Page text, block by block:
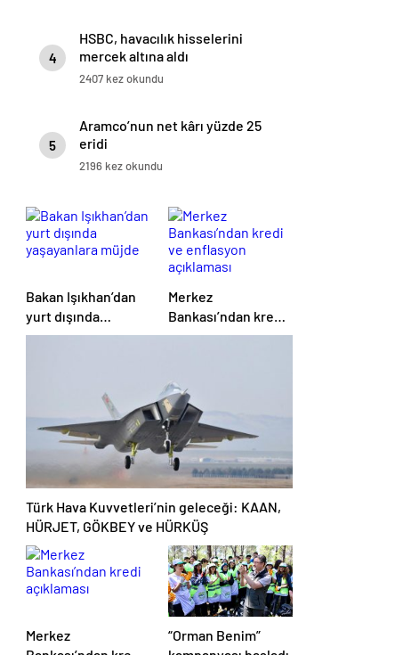
4
HSBC, havacılık hisselerini
mercek altına aldı
2407 kez okundu
5
Aramco’nun net kârı yüzde 25
eridi
2196 kez okundu
Bakan Işıkhan’dan
yurt dışında
yaşayanlara müjde
Merkez
Bankası’ndan kredi
ve enflasyon
Türk Hava Kuvvetleri’nin geleceği: KAAN,
HÜRJET, GÖKBEY ve HÜRKÜŞ
Merkez
“Orman Benim”